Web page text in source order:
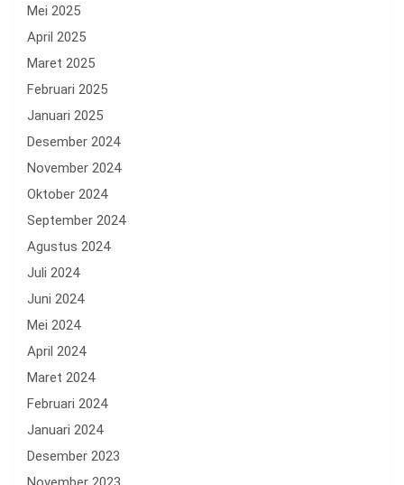
Mei 2025
April 2025
Maret 2025
Februari 2025
Januari 2025
Desember 2024
November 2024
Oktober 2024
September 2024
Agustus 2024
Juli 2024
Juni 2024
Mei 2024
April 2024
Maret 2024
Februari 2024
Januari 2024
Desember 2023